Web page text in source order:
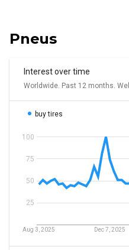
Pneus